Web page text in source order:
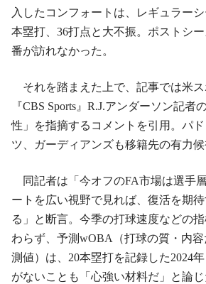
入したコンフォートは、レギュラー
本塁打、36打点と大不振。ポストシ
番が訪れなかった。
それを踏まえた上で、記事では米
『CBS Sports』R.J.アンダーソン記者
性」を指摘するコメントを引用。パ
ツ、ガーディアンズも移籍先の有力候
同記者は「今オフのFA市場は選手
ートを広い視野で見れば、復活を期
る」と断言。今季の打球速度などの
わらず、予測wOBA（打球の質・内
測値）は、20本塁打を記録した2024
がないことも「心強い材料だ」と論じ